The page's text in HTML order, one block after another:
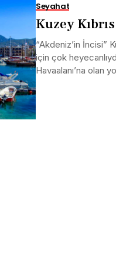
Seyahat
Kuzey
“Akdeniz’in İncisi”
için çok
Havaalanı’na olan